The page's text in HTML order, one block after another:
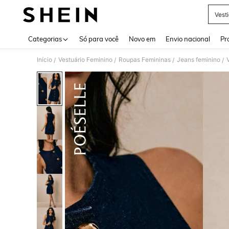
Categorias Só para você Novo em Envio nacional
Início / Vestuário Feminino / Roupas Femininas / Jeans feminino /